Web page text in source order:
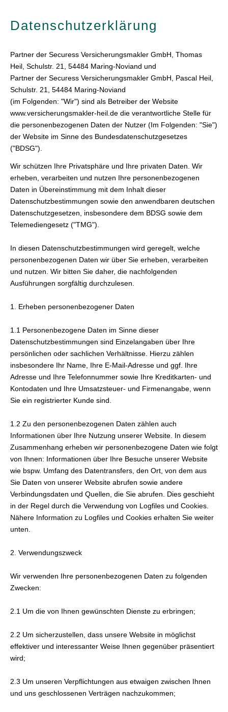
Datenschutzerklärung
Partner der Securess Ver­sicherungs­makler GmbH, Thomas
Heil, Schulstr. 21, 54484 Maring-Noviand und
Partner der Securess Ver­sicherungs­makler GmbH, Pascal Heil,
Schulstr. 21, 54484 Maring-Noviand
(im Folgenden: "Wir") sind als Betreiber der Website
www.versicherungsmakler-heil.de die verantwortliche Stelle für
die personenbezogenen Daten der Nutzer (Im Folgenden: "Sie")
der Website im Sinne des Bundesdatenschutzgesetzes
("BDSG").
Wir schützen Ihre Privatsphäre und Ihre privaten Daten. Wir
erheben, verarbeiten und nutzen Ihre personenbezogenen
Daten in Übereinstimmung mit dem Inhalt dieser
Datenschutzbestimmungen sowie den anwendbaren deutschen
Datenschutzgesetzen, insbesondere dem BDSG sowie dem
Telemediengesetz ("TMG").
In diesen Datenschutzbestimmungen wird geregelt, welche
personenbezogenen Daten wir über Sie erheben, verarbeiten
und nutzen. Wir bitten Sie daher, die nachfolgenden
Ausführungen sorgfältig durchzulesen.
1. Erheben personenbezogener Daten
1.1 Per­sonenbezogene Daten im Sinne dieser
Datenschutzbestimmungen sind Einzelangaben über Ihre
persönlichen oder sachlichen Verhältnisse. Hierzu zählen
insbesondere Ihr Name, Ihre E-Mail-Adresse und ggf. Ihre
Adresse und Ihre Telefonnummer sowie Ihre Kredit­karten- und
Kontodaten und Ihre Umsatzsteuer- und Firmenangabe, wenn
Sie ein registrierter Kunde sind.
1.2 Zu den personenbezogenen Daten zählen auch
Informationen über Ihre Nutzung unserer Website. In diesem
Zusammenhang erheben wir personenbezogene Daten wie folgt
von Ihnen: Informationen über Ihre Besuche unserer Website
wie bspw. Umfang des Datentransfers, den Ort, von dem aus
Sie Daten von unserer Website abrufen sowie andere
Verbindungsdaten und Quellen, die Sie abrufen. Dies geschieht
in der Regel durch die Verwendung von Logfiles und Cookies.
Nähere Information zu Logfiles und Cookies erhalten Sie weiter
unten.
2. Verwendungszweck
Wir verwenden Ihre personenbezogenen Daten zu folgenden
Zwecken:
2.1 Um die von Ihnen gewünschten Dienste zu erbringen;
2.2 Um sicherzustellen, dass unsere Website in möglichst
effektiver und interessanter Weise Ihnen gegenüber präsentiert
wird;
2.3 Um unseren Verpflichtungen aus etwaigen zwischen Ihnen
und uns geschlossenen Verträgen nachzukommen;